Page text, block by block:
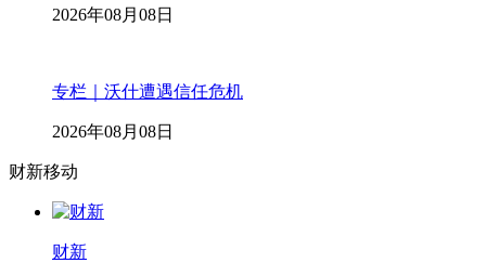
2026年08月08日
专栏｜沃什遭遇信任危机
2026年08月08日
财新移动
财新